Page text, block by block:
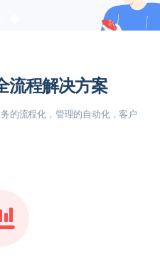
流程解决方案
的流程化，管理的自动化，客户